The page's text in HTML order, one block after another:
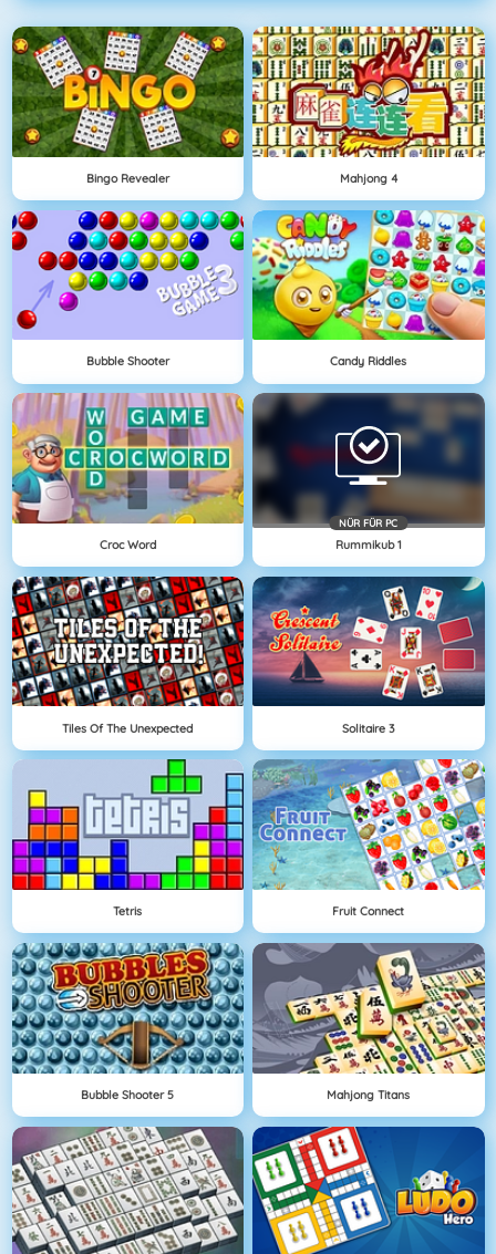
Bingo Revealer Mahjong 4
Bubble Shooter Candy Riddles
Croc Word
NÜR FÜR PC
Rummikub 1
Tiles Of The Unexpected Solitaire 3
Tetris Fruit Connect
Bubble Shooter 5 Mahjong Titans